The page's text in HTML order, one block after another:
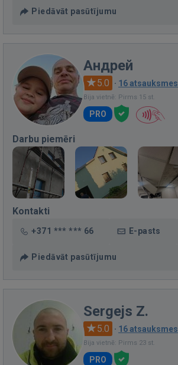
Piedāvāt pasūtījumu
Андрей
5.0 · 16 atsauksmes
Bija vietnē: Pirms 15 st.
PRO
Darbu piemēri
Kontakti
+371 *** *** 66 E-pasts
Piedāvāt pasūtījumu
Sergejs Z.
5.0 · 16 atsauksmes
Bija vietnē: Pirms 23 st.
PRO